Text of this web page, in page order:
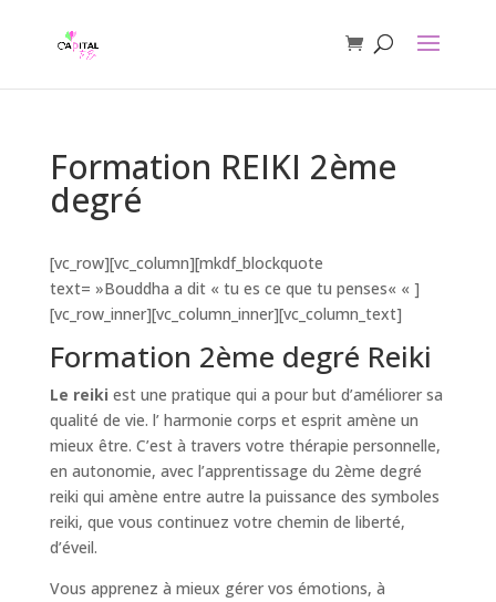
Formation REIKI 2ème
degré
[vc_row][vc_column][mkdf_blockquote
text= »Bouddha a dit « tu es ce que tu penses« « ]
[vc_row_inner][vc_column_inner][vc_column_text]
Formation 2ème degré Reiki
Le reiki est une pratique qui a pour but d’améliorer sa
qualité de vie. l’ harmonie corps et esprit amène un
mieux être. C’est à travers votre thérapie personnelle,
en autonomie, avec l’apprentissage du 2ème degré
reiki qui amène entre autre la puissance des symboles
reiki, que vous continuez votre chemin de liberté,
d’éveil.
Vous apprenez à mieux gérer vos émotions, à